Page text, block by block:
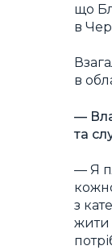
що
в
в
—
та
— Я
з
жити